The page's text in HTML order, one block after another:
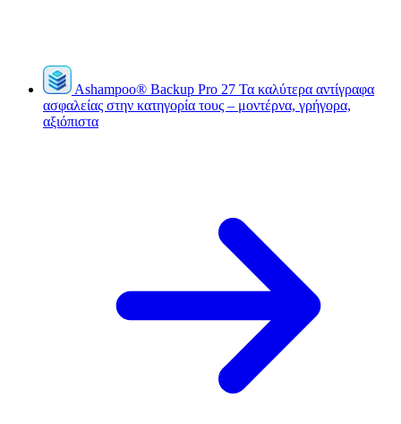
Ashampoo® Backup Pro 27 Τα καλύτερα αντίγραφα
ασφαλείας στην κατηγορία τους – μοντέρνα, γρήγορα,
αξιόπιστα